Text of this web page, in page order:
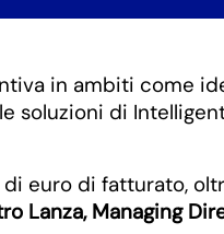
in ambiti come
soluzioni di
euro di fatturato,
Lanza, Managing